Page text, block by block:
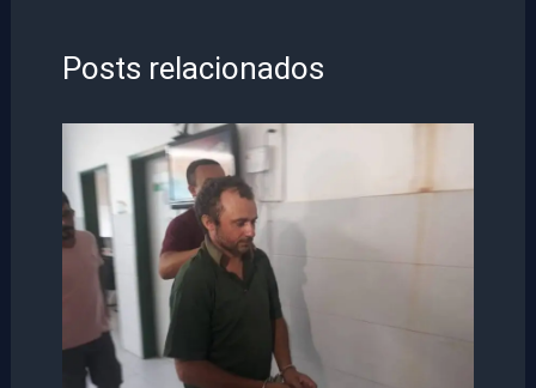
Posts relacionados